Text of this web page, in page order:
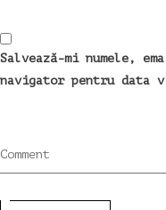
Salvează-mi numele,
navigator pentru data
Comment